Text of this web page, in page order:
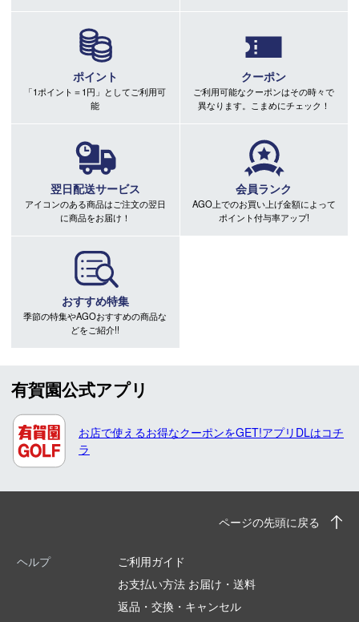
ポイント
「1ポイント＝1円」としてご利用可
能
クーポン
ご利用可能なクーポンはその時々で
異なります。こまめにチェック！
翌日配送サービス
アイコンのある商品はご注文の翌日
に商品をお届け！
会員ランク
AGO上でのお買い上げ金額によって
ポイント付与率アップ!
おすすめ特集
季節の特集やAGOおすすめの商品な
どをご紹介!!
有賀園公式アプリ
お店で使えるお得なクーポンをGET!アプリDLはコチ
ラ
ページの先頭に戻る
ヘルプ
ご利用ガイド
お支払い方法 お届け・送料
返品・交換・キャンセル